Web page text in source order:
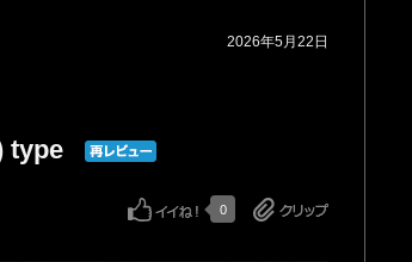
2026年5月22日
type
0